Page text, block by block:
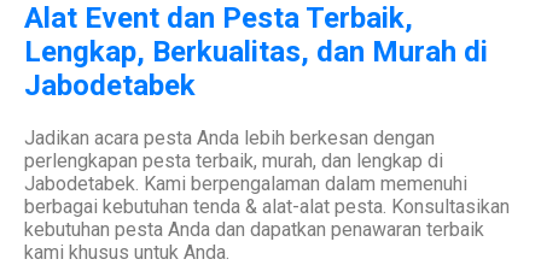
Alat Event dan Pesta Terbaik,
Lengkap, Berkualitas, dan Murah di
Jabodetabek
Jadikan acara pesta Anda lebih berkesan dengan
perlengkapan pesta terbaik, murah, dan lengkap di
Jabodetabek. Kami berpengalaman dalam memenuhi
berbagai kebutuhan tenda & alat-alat pesta. Konsultasikan
kebutuhan pesta Anda dan dapatkan penawaran terbaik
kami khusus untuk Anda.